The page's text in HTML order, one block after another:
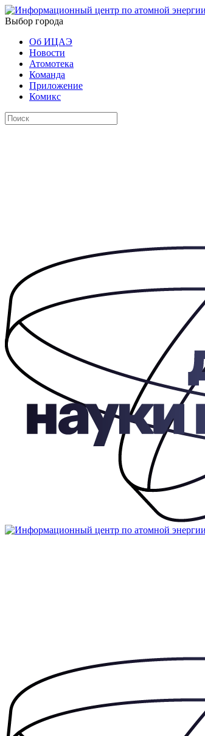
Выбор города
Об ИЦАЭ
Новости
Атомотека
Команда
Приложение
Комикс